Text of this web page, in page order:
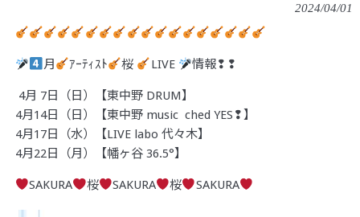
2024/04/01
月 ｱｰﾃｨｽﾄ 桜 LIVE 情報❢❢
4月 7日（日）【東中野 DRUM】
4月14日（日）【東中野 music ched YES❢】
4月17日（水）【LIVE labo 代々木】
4月22日（月）【幡ヶ谷 36.5°】
SAKURA 桜 SAKURA 桜 SAKURA